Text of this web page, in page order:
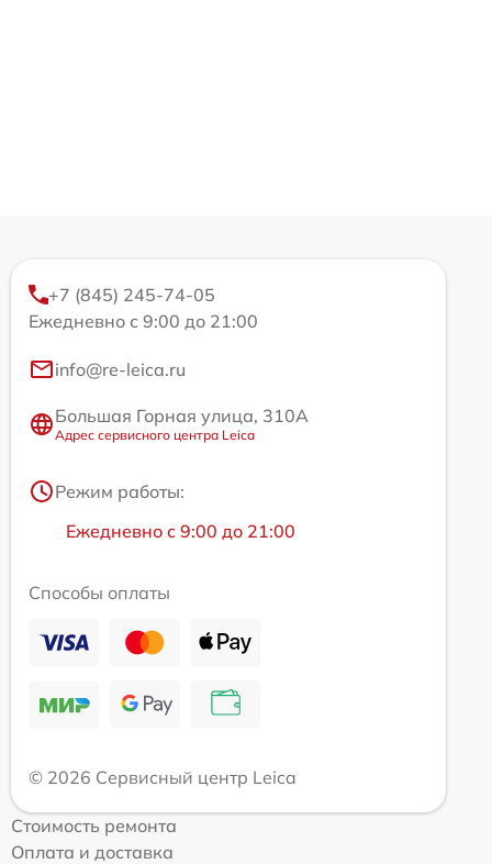
+7 (845) 245-74-05
Ежедневно с 9:00 до 21:00
info@re-leica.ru
Большая Горная улица, 310А
Адрес сервисного центра Leica
Режим работы:
Ежедневно с 9:00 до 21:00
Способы оплаты
© 2026 Сервисный центр Leica
Стоимость ремонта
Оплата и доставка